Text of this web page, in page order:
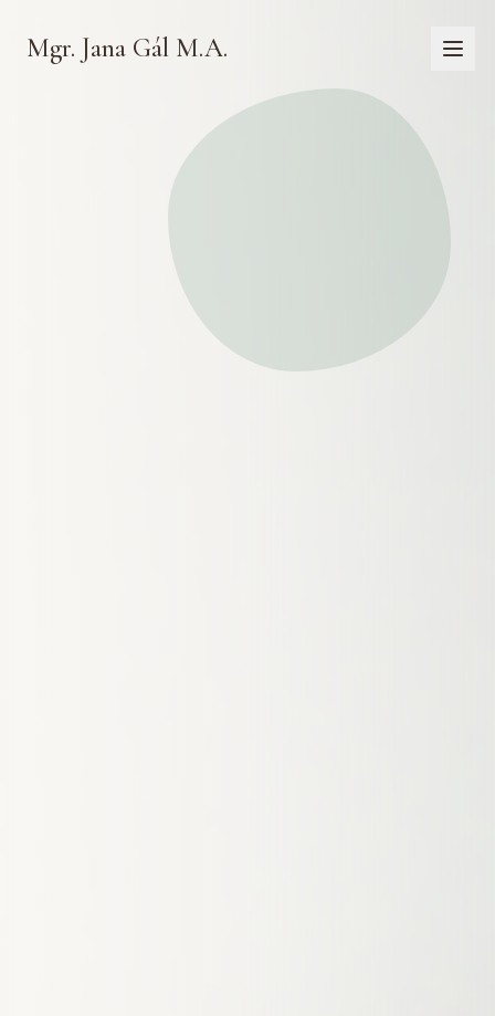
Mgr. Jana Gál M.A.